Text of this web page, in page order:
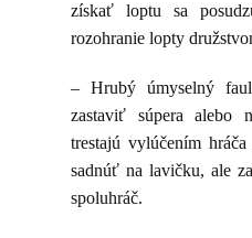
získať loptu sa
rozohranie lopty
– Hrubý úmyselný
zastaviť súpera alebo
trestajú vylúčením
sadnúť na lavičku, ale
spoluhráč.